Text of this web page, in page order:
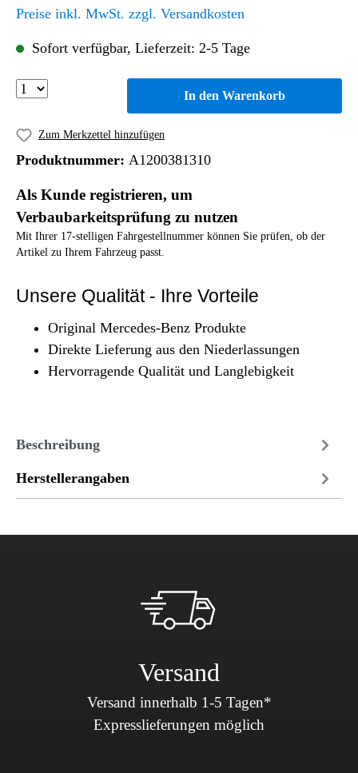
Preise inkl. MwSt. zzgl. Versandkosten
Sofort verfügbar, Lieferzeit: 2-5 Tage
In den Warenkorb
Zum Merkzettel hinzufügen
Produktnummer: A1200381310
Als Kunde registrieren, um
Verbaubarkeitsprüfung zu nutzen
Mit Ihrer 17-stelligen Fahrgestellnummer können Sie prüfen, ob der
Artikel zu Ihrem Fahrzeug passt.
Unsere Qualität - Ihre Vorteile
Original Mercedes-Benz Produkte
Direkte Lieferung aus den Niederlassungen
Hervorragende Qualität und Langlebigkeit
Beschreibung
Herstellerangaben
Versand
Versand innerhalb 1-5 Tagen*
Expresslieferungen möglich